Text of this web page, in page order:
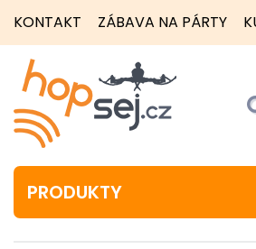
KONTAKT ZÁBAVA NA PÁRTY
PRODUKTY